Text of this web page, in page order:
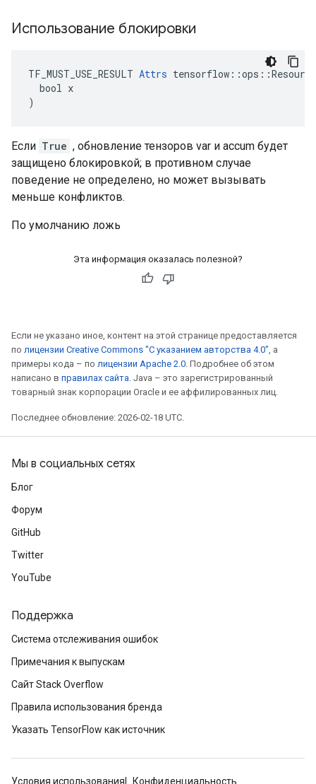
Использование блокировки
TF_MUST_USE_RESULT Attrs
  bool x
)
Если True , обновление тензоров var и accum будет
защищено блокировкой; в противном случае
поведение не определено, но может вызывать
меньше конфликтов.
По умолчанию ложь
Эта информация оказалась полезной?
Если не указано иное, контент на этой странице предоставляется
по лицензии Creative Commons "С указанием авторства 4.0", а
примеры кода – по лицензии Apache 2.0. Подробнее об этом
написано в правилах сайта. Java – это зарегистрированный
товарный знак корпорации Oracle и ее аффилированных лиц.
Последнее обновление: 2026-02-18 UTC.
Мы в социальных сетях
Блог
Форум
GitHub
Twitter
YouTube
Поддержка
Система отслеживания ошибок
Примечания к выпускам
Сайт Stack Overflow
Правила использования бренда
Указать TensorFlow как источник
Условия использования Конфиденциальность